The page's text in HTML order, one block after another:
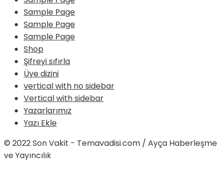
Sample Page
Sample Page
Sample Page
Shop
Şifreyi sıfırla
Üye dizini
vertical with no sidebar
Vertical with sidebar
Yazarlarımız
Yazı Ekle
© 2022 Son Vakit - Temavadisi.com / Ayça Haberleşme
ve Yayıncılık